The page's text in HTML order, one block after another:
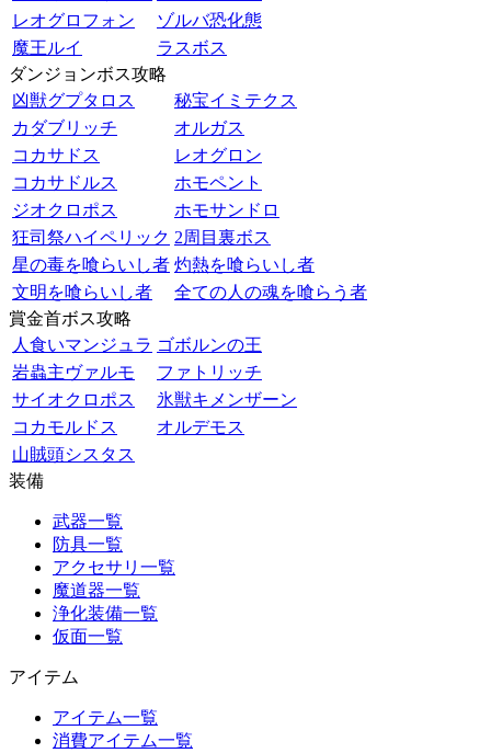
レオグロフォン
ゾルバ恐化態
魔王ルイ
ラスボス
ダンジョンボス攻略
凶獣グプタロス
秘宝イミテクス
カダブリッチ
オルガス
コカサドス
レオグロン
コカサドルス
ホモペント
ジオクロポス
ホモサンドロ
狂司祭ハイペリック 2周目裏ボス
星の毒を喰らいし者 灼熱を喰らいし者
文明を喰らいし者
全ての人の魂を喰らう者
賞金首ボス攻略
人食いマンジュラ ゴボルンの王
岩蟲主ヴァルモ
ファトリッチ
サイオクロポス
氷獣キメンザーン
コカモルドス
オルデモス
山賊頭シスタス
装備
武器一覧
防具一覧
アクセサリ一覧
魔道器一覧
浄化装備一覧
仮面一覧
アイテム
アイテム一覧
消費アイテム一覧